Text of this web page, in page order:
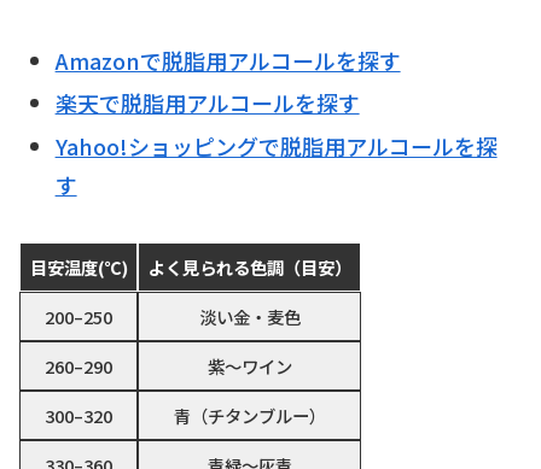
Amazonで脱脂用アルコールを探す
楽天で脱脂用アルコールを探す
Yahoo!ショッピングで脱脂用アルコールを探
す
目安温度(℃)
よく見られる色調（目安）
200–250
淡い金・麦色
260–290
紫〜ワイン
300–320
青（チタンブルー）